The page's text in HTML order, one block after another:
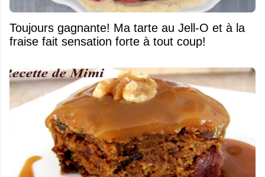
Toujours gagnante! Ma tarte au Jell-O et à la
fraise fait sensation forte à tout coup!